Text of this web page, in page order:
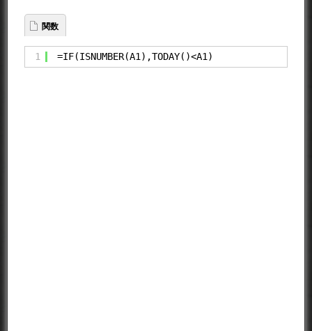
関数
1 =IF(ISNUMBER(A1),TODAY()<A1)